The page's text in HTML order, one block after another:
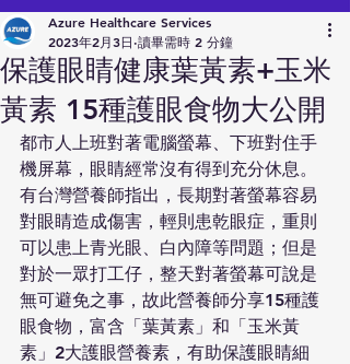
保護眼睛健康葉黃素+玉米
黃素 15種護眼食物大公開
Azure Healthcare Services
2023年2月3日 讀畢需時 2 分鐘
都市人上班對著電腦螢幕、下班對住手
機屏幕，眼睛經常沒有得到充分休息。
有台灣營養師指出，長期對著螢幕容易
對眼睛造成傷害，輕則患乾眼症，重則
可以患上青光眼、白內障等問題；但是
對於一眾打工仔，整天對著螢幕可說是
無可避免之事，故此營養師分享15種護
眼食物，富含「葉黃素」和「玉米黃
素」2大護眼營養素，有助保護眼睛細